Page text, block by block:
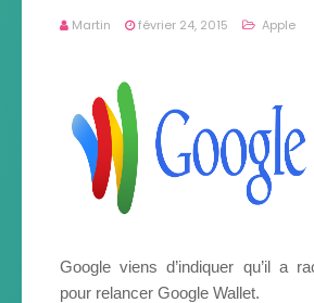
Martin février 24, 2015 Apple
Google viens d’indiquer qu’il a
pour relancer Google Wallet.